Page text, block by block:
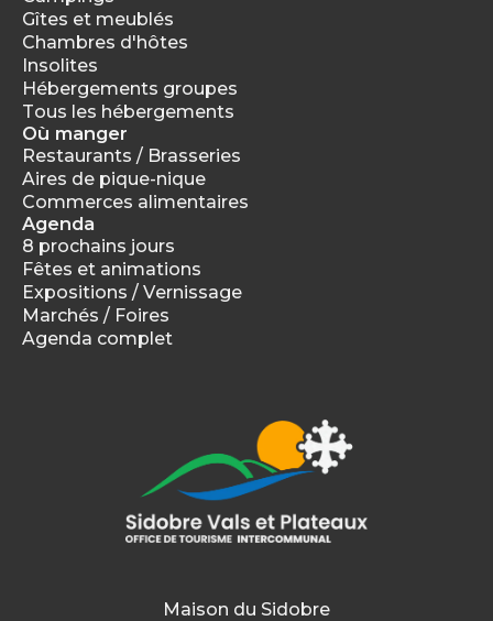
Gîtes et meublés
Chambres d'hôtes
Insolites
Hébergements groupes
Tous les hébergements
Où manger
Restaurants / Brasseries
Aires de pique-nique
Commerces alimentaires
Agenda
8 prochains jours
Fêtes et animations
Expositions / Vernissage
Marchés / Foires
Agenda complet
Maison du Sidobre